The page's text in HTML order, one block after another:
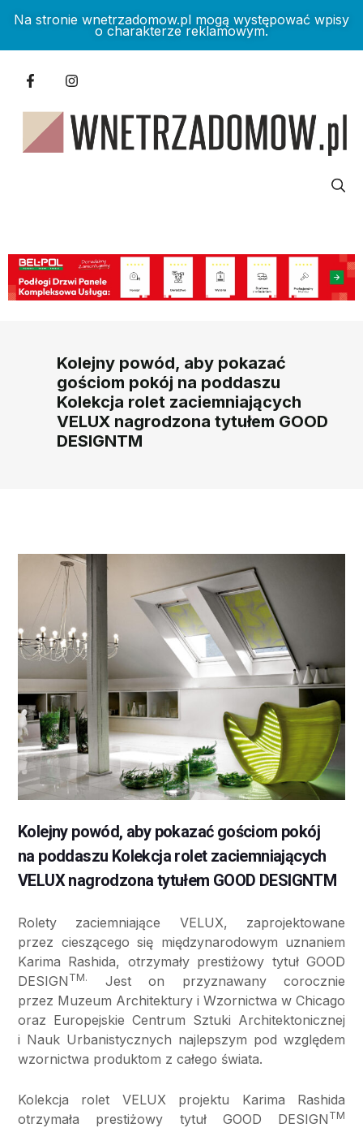
Na stronie wnetrzadomow.pl mogą występować wpisy
o charakterze reklamowym.
Kolejny powód, aby pokazać
gościom pokój na poddaszu
Kolekcja rolet zaciemniających
VELUX nagrodzona tytułem GOOD
DESIGNTM
Kolejny powód, aby pokazać gościom pokój
na poddaszu Kolekcja rolet zaciemniających
VELUX nagrodzona tytułem GOOD DESIGNTM
Rolety zaciemniające VELUX, zaprojektowane
przez cieszącego się międzynarodowym uznaniem
Karima Rashida, otrzymały prestiżowy tytuł GOOD
DESIGN TM.
Jest on przyznawany corocznie
przez Muzeum Architektury i Wzornictwa w Chicago
oraz Europejskie Centrum Sztuki Architektonicznej
i Nauk Urbanistycznych najlepszym pod względem
wzornictwa produktom z całego świata.
Kolekcja rolet VELUX projektu Karima Rashida
otrzymała prestiżowy tytuł GOOD DESIGN TM